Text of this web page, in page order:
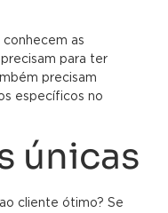
as
para ter
precisam
específicos no
únicas
cliente ótimo? Se